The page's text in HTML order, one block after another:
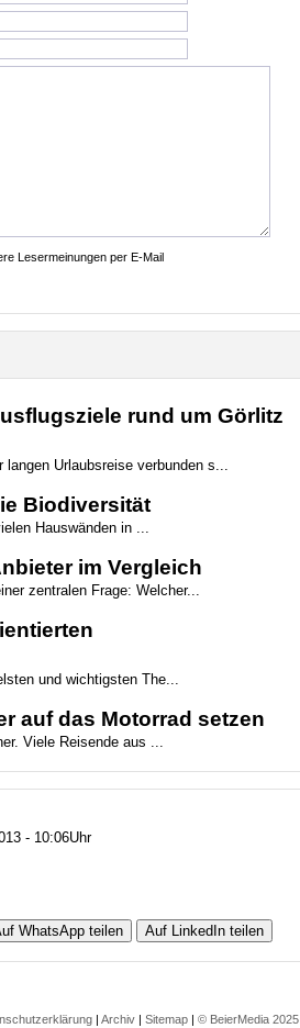
Lesermeinungen per E-Mail
rund um Görlitz
Urlaubsreise verbunden s...
Biodiversität
Hauswänden in ...
im Vergleich
zentralen Frage: Welcher...
und wichtigsten The...
auf das Motorrad setzen
Viele Reisende aus ...
- 10:06Uhr
WhatsApp teilen Auf LinkedIn teilen
| Archiv | Sitemap | © BeierMedia 2025